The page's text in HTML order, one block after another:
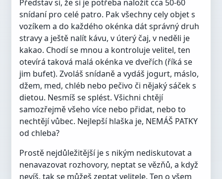
Představ si, že si je potřeba naložit cca 50-60
snídaní pro celé patro. Pak všechny cely objet s
vozíkem a do každého okénka dát správný druh
stravy a ještě nalít kávu, v úterý čaj, v neděli je
kakao. Chodí se mnou a kontroluje velitel, ten
otevírá taková malá okénka ve dveřích (říká se
jim bufet). Zvoláš snídaně a vydáš jogurt, máslo,
džem, med, chléb nebo pečivo či nějaký sáček s
dietou. Nesmíš se splést. Všichni chtějí
samozřejmě všeho více nebo přidat, nebo to
nechtějí vůbec. Nejlepší hlaška je, NEMÁŠ PATKY
od chleba?
Prostě nejdůležitější je s nikým nediskutovat a
nenavazovat rozhovory, neptat se vězňů, a když
nevíš, tak se můžeš zeptat velitele. Ten o všem